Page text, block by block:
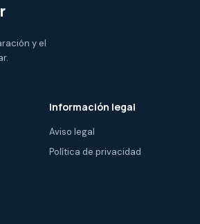
y el
Información legal
Aviso legal
Política de privacidad